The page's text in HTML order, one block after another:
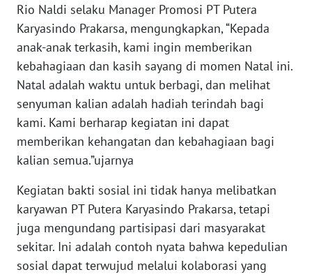
Rio Naldi selaku Manager Promosi PT Putera
Karyasindo Prakarsa, mengungkapkan, “Kepada
anak-anak terkasih, kami ingin memberikan
kebahagiaan dan kasih sayang di momen Natal ini.
Natal adalah waktu untuk berbagi, dan melihat
senyuman kalian adalah hadiah terindah bagi
kami. Kami berharap kegiatan ini dapat
memberikan kehangatan dan kebahagiaan bagi
kalian semua.”ujarnya
Kegiatan bakti sosial ini tidak hanya melibatkan
karyawan PT Putera Karyasindo Prakarsa, tetapi
juga mengundang partisipasi dari masyarakat
sekitar. Ini adalah contoh nyata bahwa kepedulian
sosial dapat terwujud melalui kolaborasi yang
WN
LAMPUNG
WN
JATENG
WN
NUSANTARA
JOGJA
WN
JATIM